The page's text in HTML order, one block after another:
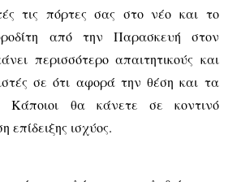
τις πόρτες σας στο νέο και το
από την Παρασκευή στον
περισσότερο απαιτητικούς και
σε ότι αφορά την θέση και τα
Κάποιοι θα κάνετε σε κοντινό
επίδειξης ισχύος.